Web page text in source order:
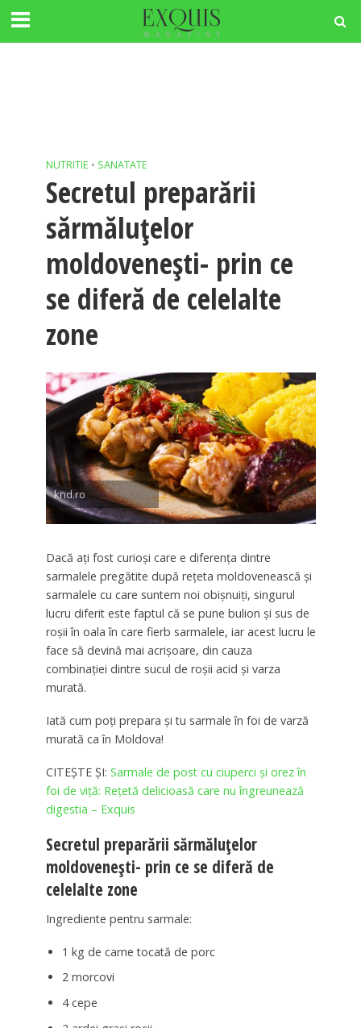
NUTRITIE • SANATATE
Secretul preparării
sărmăluțelor
moldovenești- prin ce
se diferă de celelalte
zone
knd.ro
Dacă ați fost curioși care e diferența dintre
sarmalele pregătite după rețeta moldovenească și
sarmalele cu care suntem noi obișnuiți, singurul
lucru diferit este faptul că se pune bulion și sus de
roșii în oala în care fierb sarmalele, iar acest lucru le
face să devină mai acrișoare, din cauza
combinației dintre sucul de roșii acid și varza
murată.
Iată cum poți prepara și tu sarmale în foi de varză
murată ca în Moldova!
CITEȘTE ȘI: Sarmale de post cu ciuperci și orez în
foi de viță: Rețetă delicioasă care nu îngreunează
digestia – Exquis
Secretul preparării sărmăluțelor
moldovenești- prin ce se diferă de
celelalte zone
Ingrediente pentru sarmale:
1 kg de carne tocată de porc
2 morcovi
4 cepe